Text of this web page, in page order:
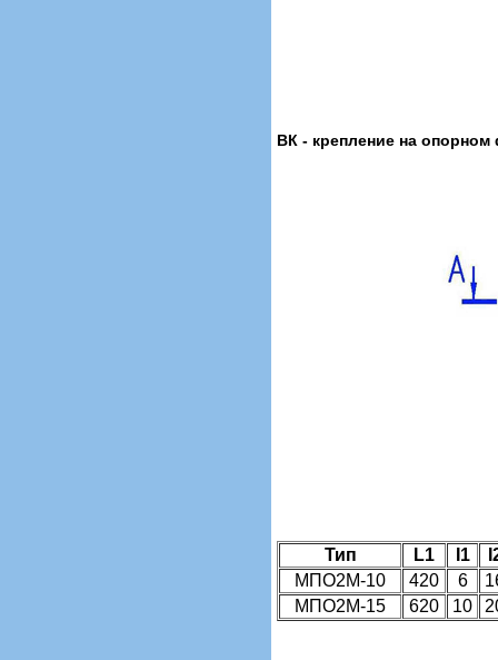
ВК - крепление на опорном
Тип L1 I1
МПО2М-10
420 6
МПО2М-15
620 10